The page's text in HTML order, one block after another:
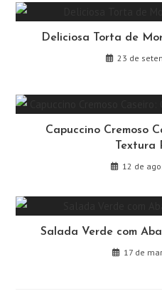
Deliciosa Torta de
23 de
Capuccino Cremoso
12 de
Salada Verde com
17 de